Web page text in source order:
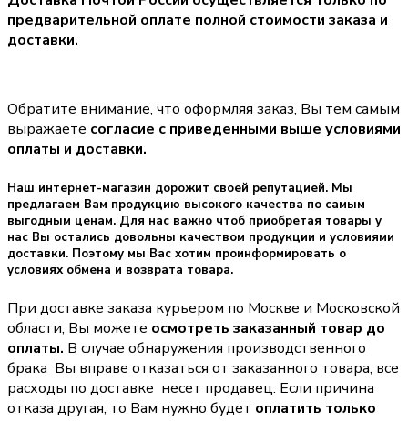
предварительной оплате полной стоимости заказа и
доставки.
Обратите внимание, что оформляя заказ, Вы тем самым
выражаете согласие с приведенными выше условиями
оплаты и доставки.
Наш интернет-магазин дорожит своей репутацией. Мы
предлагаем Вам продукцию высокого качества по самым
выгодным ценам. Для нас важно чтоб приобретая товары у
нас Вы остались довольны качеством продукции и условиями
доставки. Поэтому мы Вас хотим проинформировать о
условиях обмена и возврата товара.
При доставке заказа курьером по Москве и Московской
области, Вы можете осмотреть заказанный товар до
оплаты. В случае обнаружения производственного
брака Вы вправе отказаться от заказанного товара, все
расходы по доставке несет продавец. Если причина
отказа другая, то Вам нужно будет оплатить только